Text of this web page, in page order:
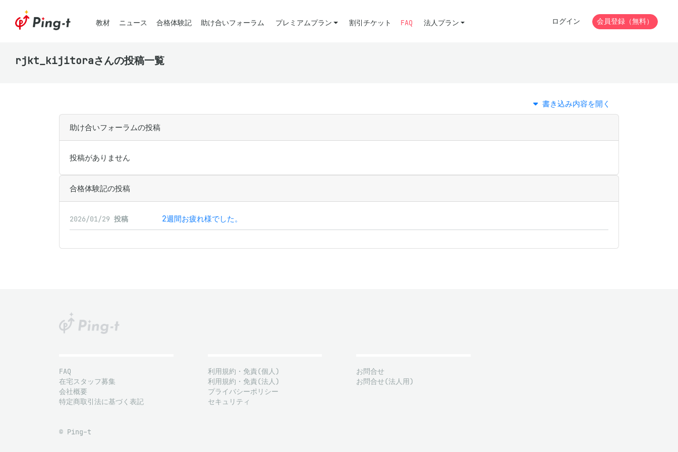
教材 ニュース 合格体験記 助け合いフォーラム プレミアムプラン 割引チケット FAQ 法人プラン ログイン 会員登録（無料）
rjkt_kijitoraさんの投稿一覧
書き込み内容を開く
助け合いフォーラムの投稿
投稿がありません
合格体験記の投稿
2026/01/29 投稿 2週間お疲れ様でした。
FAQ
在宅スタッフ募集
会社概要
特定商取引法に基づく表記
利用規約・免責(個人)
利用規約・免責(法人)
プライバシーポリシー
セキュリティ
お問合せ
お問合せ(法人用)
© Ping-t